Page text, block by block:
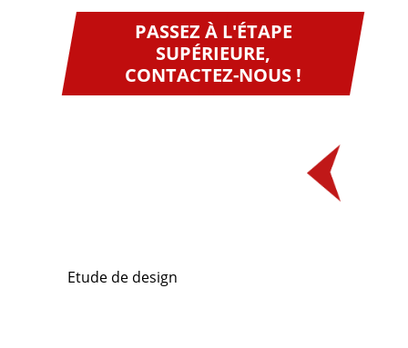
PASSEZ À L'ÉTAPE
SUPÉRIEURE,
CONTACTEZ-NOUS !
Etude de design